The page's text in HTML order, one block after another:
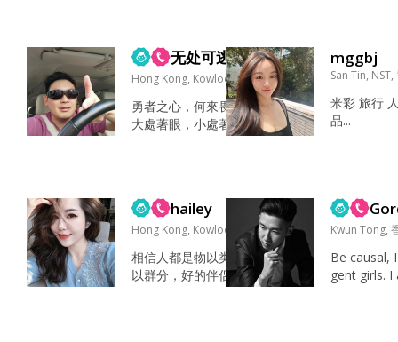
起来很文静～聊了几
句之后觉得我很活
泼、会聊天吧 书、...
诚，为人大
虑别人感受
谁跟我一...
足。 看待事情有主
見，內心依然保有一
份天真，偶爾會有點
孩子氣。 空餘時間喜
歡下廚、閱讀、堅持
運動，好好經營生
經營長久踏實的感
情。...
无处可逃
Hong Kong, Kowloon, 香港
勇者之心，何來畏懼，
大處著眼，小處著手，
群聚守口，獨居守心。
車展，睇賽車，車雜
誌， 維修改玩電單車，
玩jdm車，玩遊艇 你的
愛 被我愛 想要愛 等你
愛 確定愛 好奇，激情，
暖心 情绪稳定：遇事不
mggbj
San Tin, NST,
米彩 旅行
品...
hailey
Hong Kong, Kowloon, 香港
相信人都是物以类聚人
以群分，好的伴侶是:五
官心动，三观同频，勢
Kwun Tong,
Be causal,
gent girls. I